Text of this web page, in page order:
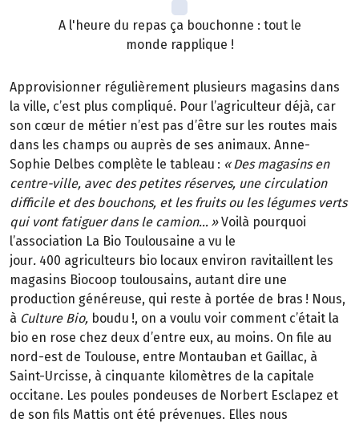
A l'heure du repas ça bouchonne : tout le
monde rapplique !
Approvisionner régulièrement plusieurs magasins dans
la ville, c’est plus compliqué. Pour l’agriculteur déjà, car
son cœur de métier n’est pas d’être sur les routes mais
dans les champs ou auprès de ses animaux. Anne-
Sophie Delbes complète le tableau : « Des magasins en
centre-ville, avec des petites réserves, une circulation
difficile et des bouchons, et les fruits ou les légumes verts
qui vont fatiguer dans le camion… » Voilà pourquoi
l’association La Bio Toulousaine a vu le
jour. 400 agriculteurs bio locaux environ ravitaillent les
magasins Biocoop toulousains, autant dire une
production généreuse, qui reste à portée de bras ! Nous,
à Culture Bio, boudu !, on a voulu voir comment c’était la
bio en rose chez deux d’entre eux, au moins. On file au
nord-est de Toulouse, entre Montauban et Gaillac, à
Saint-Urcisse, à cinquante kilomètres de la capitale
occitane. Les poules pondeuses de Norbert Esclapez et
de son fils Mattis ont été prévenues. Elles nous